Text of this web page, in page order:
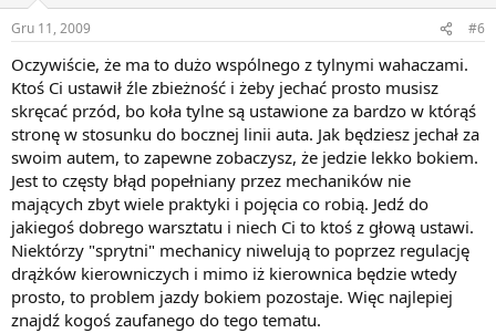
Gru 11, 2009 #6
Oczywiście, że ma to dużo wspólnego z tylnymi wahaczami.
Ktoś Ci ustawił źle zbieżność i żeby jechać prosto musisz
skręcać przód, bo koła tylne są ustawione za bardzo w którąś
stronę w stosunku do bocznej linii auta. Jak będziesz jechał za
swoim autem, to zapewne zobaczysz, że jedzie lekko bokiem.
Jest to częsty błąd popełniany przez mechaników nie
mających zbyt wiele praktyki i pojęcia co robią. Jedź do
jakiegoś dobrego warsztatu i niech Ci to ktoś z głową ustawi.
Niektórzy "sprytni" mechanicy niwelują to poprzez regulację
drążków kierowniczych i mimo iż kierownica będzie wtedy
prosto, to problem jazdy bokiem pozostaje. Więc najlepiej
znajdź kogoś zaufanego do tego tematu.